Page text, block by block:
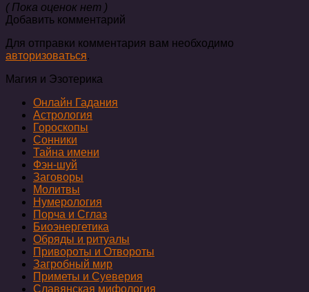
( Пока оценок нет )
Добавить комментарий
Для отправки комментария вам необходимо
авторизоваться.
Магия и Эзотерика
Онлайн Гадания
Астрология
Гороскопы
Сонники
Тайна имени
Фэн-шуй
Заговоры
Молитвы
Нумерология
Порча и Сглаз
Биоэнергетика
Обряды и ритуалы
Привороты и Отвороты
Загробный мир
Приметы и Суеверия
Славянская мифология